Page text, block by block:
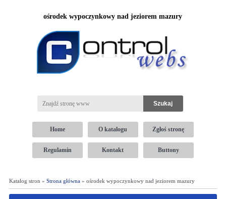
ośrodek wypoczynkowy nad jeziorem mazury
Home O katalogu Zgłoś stronę
Regulamin Kontakt Buttony
Katalog stron » Strona główna» ośrodek wypoczynkowy nad jeziorem mazury